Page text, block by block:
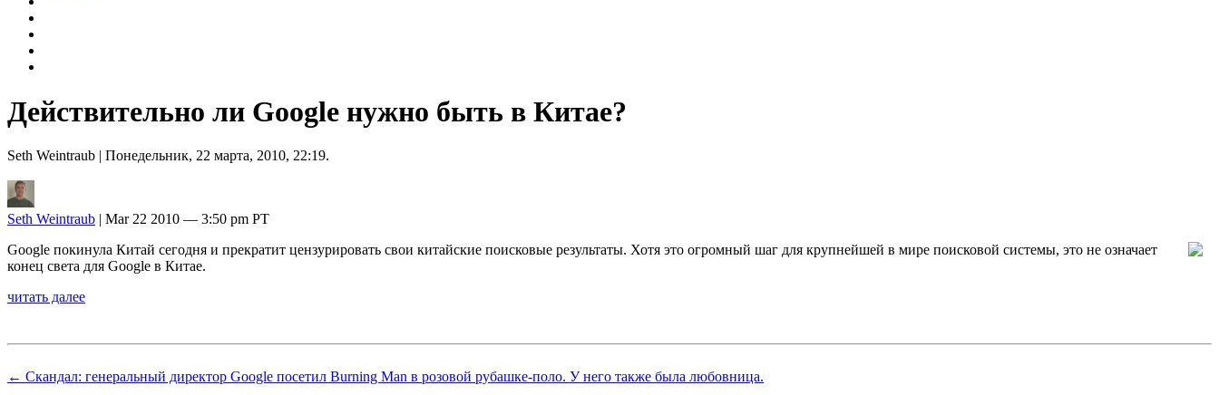
Действительно ли Google нужно быть в Китае?
Seth Weintraub | Понедельник, 22 марта, 2010, 22:19.
Seth Weintraub | Mar 22 2010 — 3:50 pm PT
Google покинула Китай сегодня и прекратит цензурировать свои китайские поисковые результаты. Хотя это огромный шаг для крупнейшей в мире поисковой системы, это не означает
конец света для Google в Китае.
читать далее
← Скандал: генеральный директор Google посетил Burning Man в розовой рубашке-поло. У него также была любовница.